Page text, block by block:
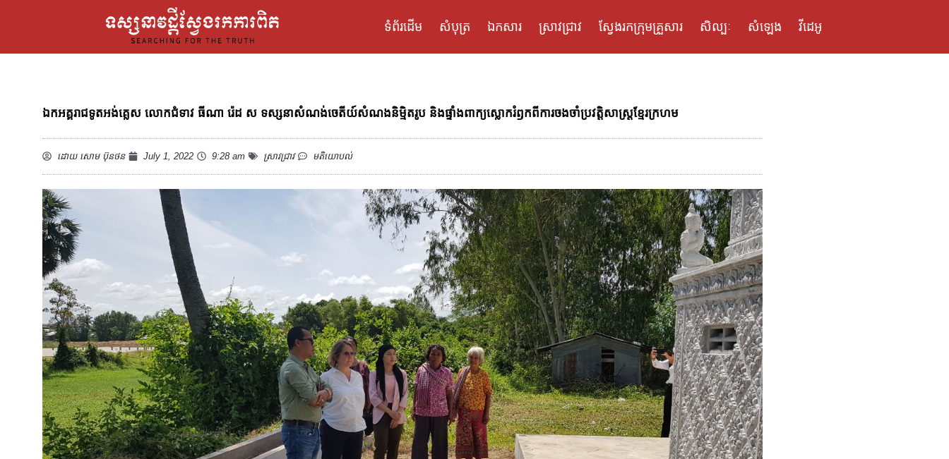
ទំព័រដើម សំបុត្រ ឯកសារ ស្រាវជ្រាវ ស្វែងរកក្រុមគ្រួសារ សិល្បៈ សំឡេង វីដេអូ
ឯកអគ្គរាជទូតអង់គ្លេស លោកជំទាវ ធីណា រ៉េដ ស ទស្សនាសំណង់ចេតីយ៍សំណងនិម្មិតរូប និងផ្ទាំងពាក្យស្លោករំឭកពីការចងចាំប្រវត្តិសាស្ត្រខ្មែរក្រហម
ដោយសោម ប៊ុនថន July 1, 2022 9:28 am ស្រាវជ្រាវ មតិយោបល់